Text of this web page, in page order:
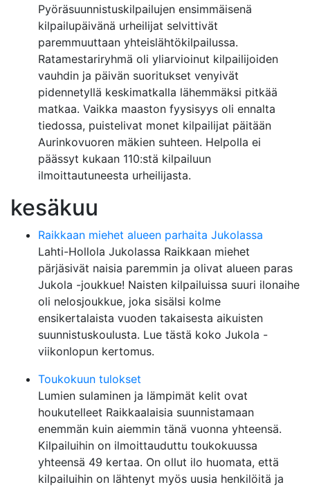
Pyöräsuunnistuskilpailujen ensimmäisenä
kilpailupäivänä urheilijat selvittivät
paremmuuttaan yhteislähtökilpailussa.
Ratamestariryhmä oli yliarvioinut kilpailijoiden
vauhdin ja päivän suoritukset venyivät
pidennetyllä keskimatkalla lähemmäksi pitkää
matkaa. Vaikka maaston fyysisyys oli ennalta
tiedossa, puistelivat monet kilpailijat päitään
Aurinkovuoren mäkien suhteen. Helpolla ei
päässyt kukaan 110:stä kilpailuun
ilmoittautuneesta urheilijasta.
kesäkuu
Raikkaan miehet alueen parhaita Jukolassa
Lahti-Hollola Jukolassa Raikkaan miehet
pärjäsivät naisia paremmin ja olivat alueen paras
Jukola -joukkue! Naisten kilpailuissa suuri ilonaihe
oli nelosjoukkue, joka sisälsi kolme
ensikertalaista vuoden takaisesta aikuisten
suunnistuskoulusta. Lue tästä koko Jukola -
viikonlopun kertomus.
Toukokuun tulokset
Lumien sulaminen ja lämpimät kelit ovat
houkutelleet Raikkaalaisia suunnistamaan
enemmän kuin aiemmin tänä vuonna yhteensä.
Kilpailuihin on ilmoittauduttu toukokuussa
yhteensä 49 kertaa. On ollut ilo huomata, että
kilpailuihin on lähtenyt myös uusia henkilöitä ja